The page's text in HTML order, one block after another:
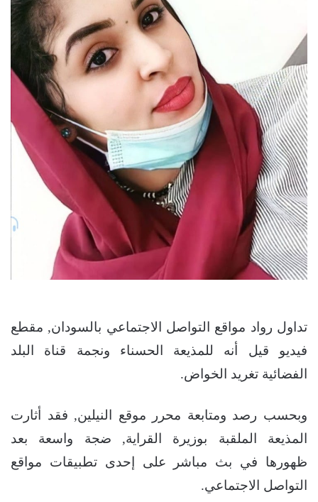
تداول رواد مواقع التواصل الاجتماعي بالسودان, مقطع
فيديو قيل أنه للمذيعة الحسناء ونجمة قناة البلد
الفضائية تغريد الخواض.
وبحسب رصد ومتابعة محرر موقع النيلين, فقد أثارت
المذيعة الملقبة بوزيرة القراية, ضجة واسعة بعد
ظهورها في بث مباشر على إحدى تطبيقات مواقع
التواصل الاجتماعي.